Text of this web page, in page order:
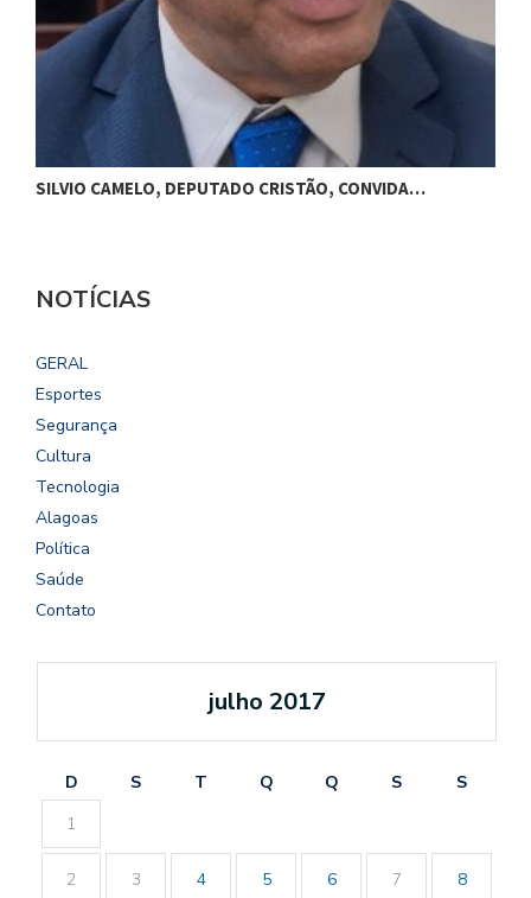
SILVIO CAMELO, DEPUTADO CRISTÃO, CONVIDA…
NOTÍCIAS
GERAL
Esportes
Segurança
Cultura
Tecnologia
Alagoas
Política
Saúde
Contato
julho 2017
D S T Q Q S
S
1
2 3 4 5 6 7 8